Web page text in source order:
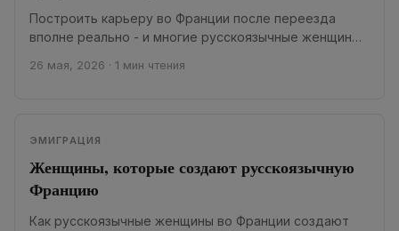
Построить карьеру во Франции после переезда
вполне реально - и многие русскоязычные женщины
среда устроена...
26 мая, 2026 · 1 мин чтения
ЭМИГРАЦИЯ
Женщины, которые создают русскоязычную
Францию
Как русскоязычные женщины во Франции создают